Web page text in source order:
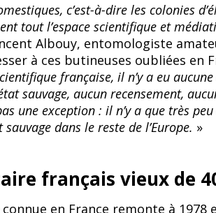
c’est-à-dire les colonies
tout l’espace scientifique et
Albouy, entomologiste
à ces butineuses oubliées en
française, il n’y a eu
sauvage, aucun recensement,
une exception : il n’y a que très peu
dans le reste de l’Europe. »
français vieux de
en France remonte à 1978